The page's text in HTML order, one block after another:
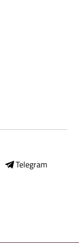
Telegram